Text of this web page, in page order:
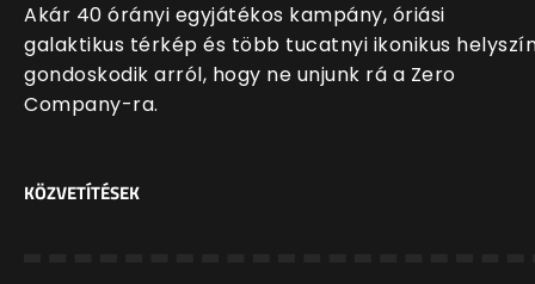
Akár 40 órányi egyjátékos kampány, óriási
galaktikus térkép és több tucatnyi ikonikus
gondoskodik arról, hogy ne unjunk rá a Zero
Company-ra.
KÖZVETÍTÉSEK